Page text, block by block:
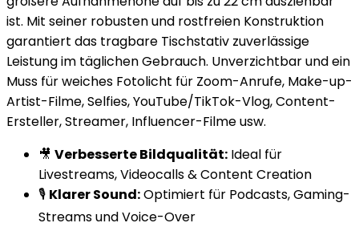
ist. Mit seiner robusten und rostfreien Konstruktion
garantiert das tragbare Tischstativ zuverlässige
Leistung im täglichen Gebrauch. Unverzichtbar und ein
Muss für weiches Fotolicht für Zoom-Anrufe, Make-up-
Artist-Filme, Selfies, YouTube/TikTok-Vlog, Content-
Ersteller, Streamer, Influencer-Filme usw.
🎥 Verbesserte Bildqualität: Ideal für
Livestreams, Videocalls & Content Creation
🎙️ Klarer Sound:Optimiert für Podcasts, Gaming-
Streams und Voice-Over